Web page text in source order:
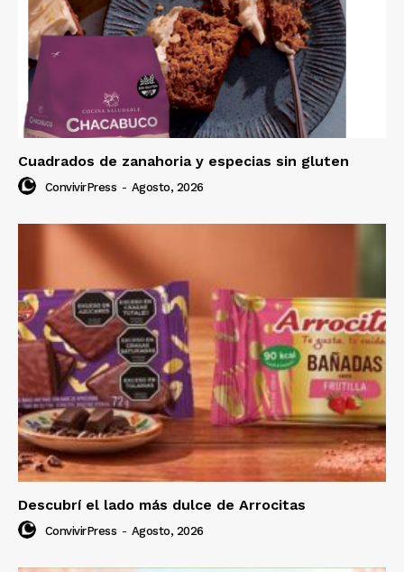
Cuadrados de zanahoria y especias sin gluten
ConvivirPress - Agosto, 2026
Descubrí el lado más dulce de Arrocitas
ConvivirPress - Agosto, 2026